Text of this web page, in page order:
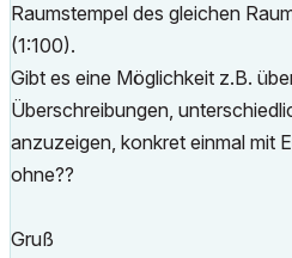
Raumstempel des gleichen
(1:100).
Gibt es eine Möglichkeit z.B.
Überschreibungen,
anzuzeigen, konkret einmal mit
ohne??
Gruß